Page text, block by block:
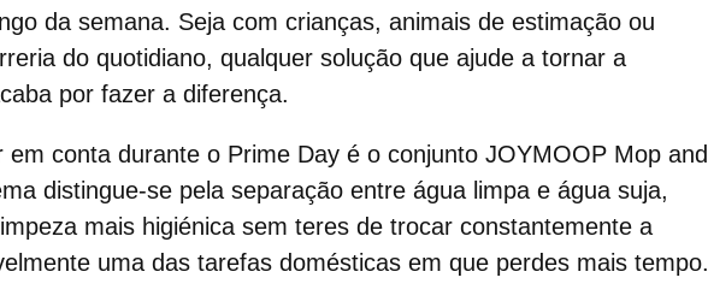
da semana. Seja com crianças, animais de estimação ou
do quotidiano, qualquer solução que ajude a tornar a
por fazer a diferença.
em conta durante o Prime Day é o conjunto JOYMOOP Mop and
distingue-se pela separação entre água limpa e água suja,
mais higiénica sem teres de trocar constantemente a
uma das tarefas domésticas em que perdes mais tempo.